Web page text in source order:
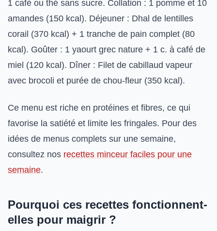
1 café ou thé sans sucre. Collation : 1 pomme et 10
amandes (150 kcal). Déjeuner : Dhal de lentilles
corail (370 kcal) + 1 tranche de pain complet (80
kcal). Goûter : 1 yaourt grec nature + 1 c. à café de
miel (120 kcal). Dîner : Filet de cabillaud vapeur
avec brocoli et purée de chou-fleur (350 kcal).
Ce menu est riche en protéines et fibres, ce qui
favorise la satiété et limite les fringales. Pour des
idées de menus complets sur une semaine,
consultez nos recettes minceur faciles pour une
semaine.
Pourquoi ces recettes fonctionnent-
elles pour maigrir ?